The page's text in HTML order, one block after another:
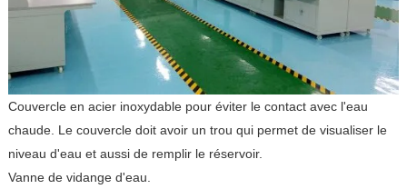
Couvercle en acier inoxydable pour éviter le contact avec l'eau
chaude. Le couvercle doit avoir un trou qui permet de visualiser le
niveau d'eau et aussi de remplir le réservoir.
Vanne de vidange d'eau.